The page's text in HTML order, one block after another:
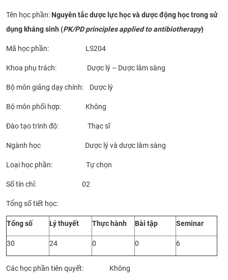
KHOA HỌC CÔNG NGHỆ
CỰU NGƯỜI HỌC
Tên học phần: Nguyên tắc dược lực học và dược động học trong sử
dụng kháng sinh (PK/PD principles applied to antibiotherapy)
Mã học phần: LS204
Khoa phụ trách: Dược lý – Dược lâm sàng
Bộ môn giảng dạy chính: Dược lý
Bộ môn phối hợp: Không
Đào tạo trình độ: Thạc sĩ
Ngành học Dược lý và dược lâm sàng
Loại học phần: Tự chọn
Số tín chỉ: 02
Tổng số tiết học:
Tổng số Lý thuyết Thực hành Bài tập Seminar
30 24 0 0 6
Các học phần tiên quyết: Không